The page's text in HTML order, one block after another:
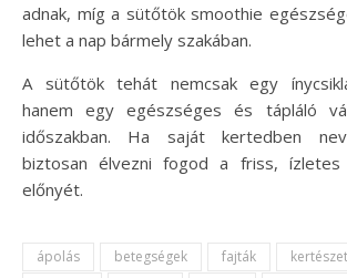
adnak, míg a sütőtök smoothie
lehet a nap bármely szakában.
A sütőtök tehát nemcsak egy
hanem egy egészséges és tápláló
időszakban. Ha saját kertedben
biztosan élvezni fogod a friss, ízletes
előnyét.
ápolás betegségek fajták kertészet